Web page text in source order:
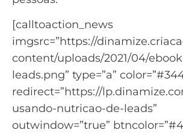
[calltoaction_news
imgsrc=”https://
content/uploads/2021/04/
leads.png” type=”a”
redirect=”https://
usando-nutricao-de-leads”
outwindow=”true”